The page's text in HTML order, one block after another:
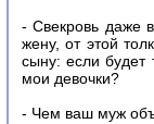
- Свекровь даже
жену, от этой
сыну: если будет
мои девочки?
- Чем ваш муж